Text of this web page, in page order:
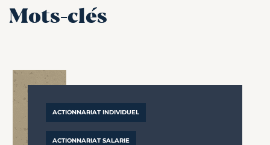
Mots-clés
ACTIONNARIAT INDIVIDUEL
ACTIONNARIAT SALARIE